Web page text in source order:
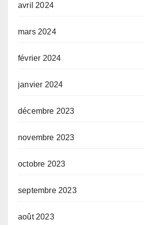
avril 2024
mars 2024
février 2024
janvier 2024
décembre 2023
novembre 2023
octobre 2023
septembre 2023
août 2023